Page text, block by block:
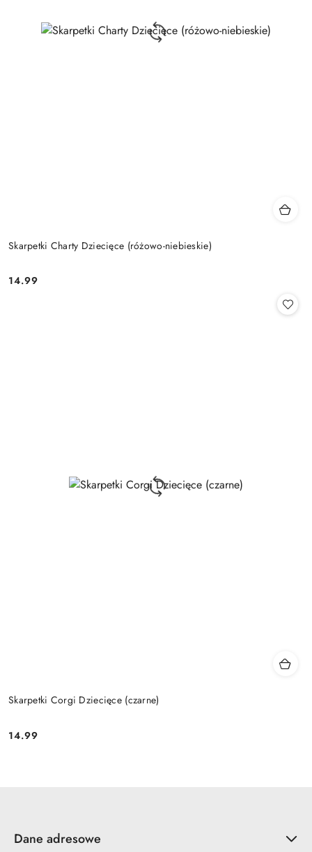
Skarpetki Charty Dziecięce (różowo-niebieskie)
Cena:
14.99
Skarpetki Corgi Dziecięce (czarne)
Cena:
14.99
Dane adresowe